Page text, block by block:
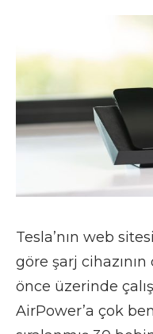
Tesla’nın web
göre şarj
önce üzerinde
AirPower’a çok